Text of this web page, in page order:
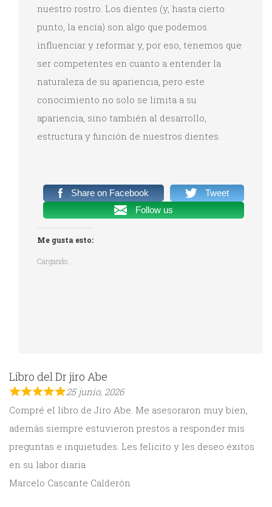
nuestro rostro. Los dientes (y, hasta cierto
punto, la encía) son algo que podemos
influenciar y reformar y, por eso, tenemos que
ser competentes en cuanto a entender la
naturaleza de su apariencia, pero este
conocimiento no solo se limita a su
apariencia, sino también al desarrollo,
estructura y función de nuestros dientes.
Share on Facebook
Tweet
Follow us
Me gusta esto:
Cargando...
Libro del Dr jiro Abe
25 junio, 2026
Compré el libro de Jiro Abe. Me asesoraron muy bien,
además siempre estuvieron prestos a responder mis
preguntas e inquietudes. Les felicito y les deseo éxitos
en su labor diaria
Marcelo Cascante Calderón